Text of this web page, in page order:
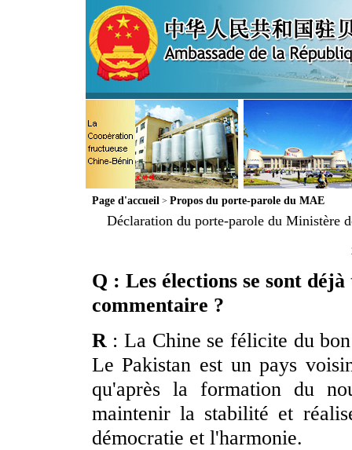
Page d'accueil> Propos du porte-parole du MAE
Déclaration du porte-parole du Ministère
Q : Les élections se sont
commentaire ?
R: La Chine se félicite du bon
Le Pakistan est un pays
qu'après la formation du
maintenir la stabilité et
démocratie et l'harmonie.